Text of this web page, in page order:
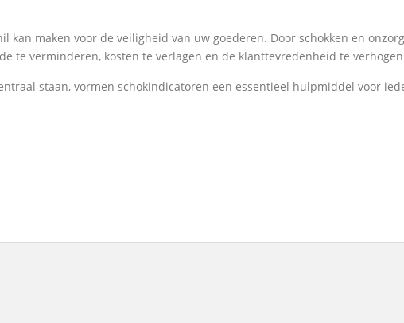
kan maken voor de veiligheid van uw goederen. Door schokken en
te verminderen, kosten te verlagen en de klanttevredenheid te
staan, vormen schokindicatoren een essentieel hulpmiddel voor